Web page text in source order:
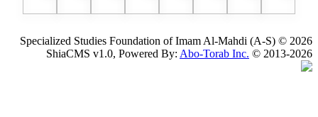
Specialized Studies Foundation of Imam Al-Mahdi
ShiaCMS v1.0, Powered By:Abo-Torab Inc.©